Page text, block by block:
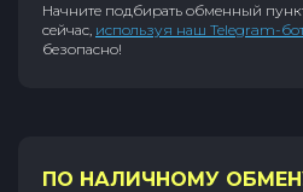
Начните подбирать обменный
сейчас, используя наш Telegram-
безопасно!
ПО НАЛИЧНОМУ